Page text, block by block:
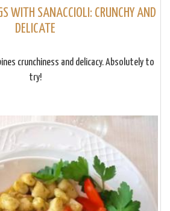
WITH SANACCIOLI: CRUNCHY AND
DELICATE
crunchiness and delicacy. Absolutely to
try!